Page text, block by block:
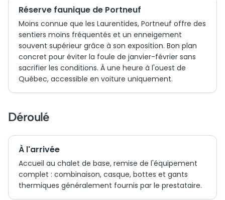
Réserve faunique de Portneuf
Moins connue que les Laurentides, Portneuf offre des
sentiers moins fréquentés et un enneigement
souvent supérieur grâce à son exposition. Bon plan
concret pour éviter la foule de janvier-février sans
sacrifier les conditions. À une heure à l'ouest de
Québec, accessible en voiture uniquement.
Déroulé
À l'arrivée
Accueil au chalet de base, remise de l'équipement
complet : combinaison, casque, bottes et gants
thermiques généralement fournis par le prestataire.